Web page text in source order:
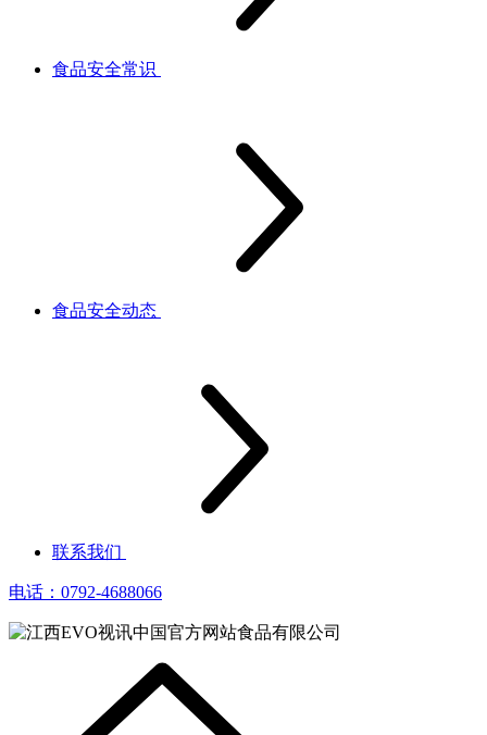
食品安全常识
食品安全动态
联系我们
电话：0792-4688066